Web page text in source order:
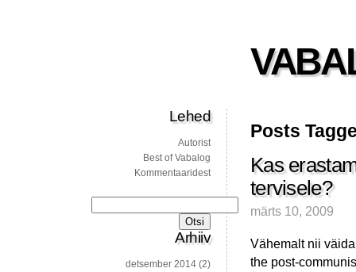
Posts
Kas
tervisele?
märts 10, 2009
Vähemalt nii
the post-
Lehed
Autorist
Best of Vabalog
Kommentaaridest
Arhiiv
detsember 2014 (2)